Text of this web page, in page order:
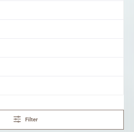
Filter